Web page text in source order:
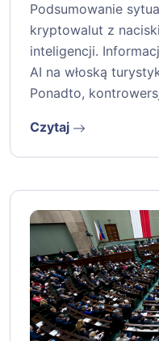
Podsumowanie
kryptowalut z
inteligencji.
AI na włoską
Ponadto,
Czytaj